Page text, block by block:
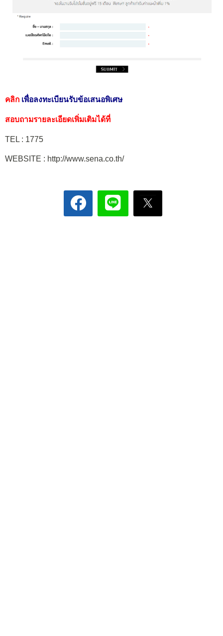
คลิก เพื่อลงทะเบียนรับข้อเสนอพิเศษ
สอบถามรายละเอียดเพิ่มเติมได้ที่
TEL : 1775
WEBSITE : http://www.sena.co.th/